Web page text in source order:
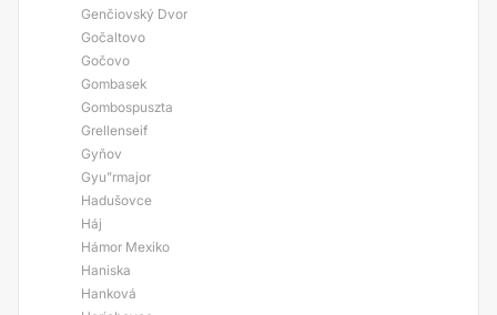
Genčiovský Dvor
Gočaltovo
Gočovo
Gombasek
Gombospuszta
Grellenseif
Gyňov
Gyu”rmajor
Hadušovce
Háj
Hámor Mexiko
Haniska
Hanková